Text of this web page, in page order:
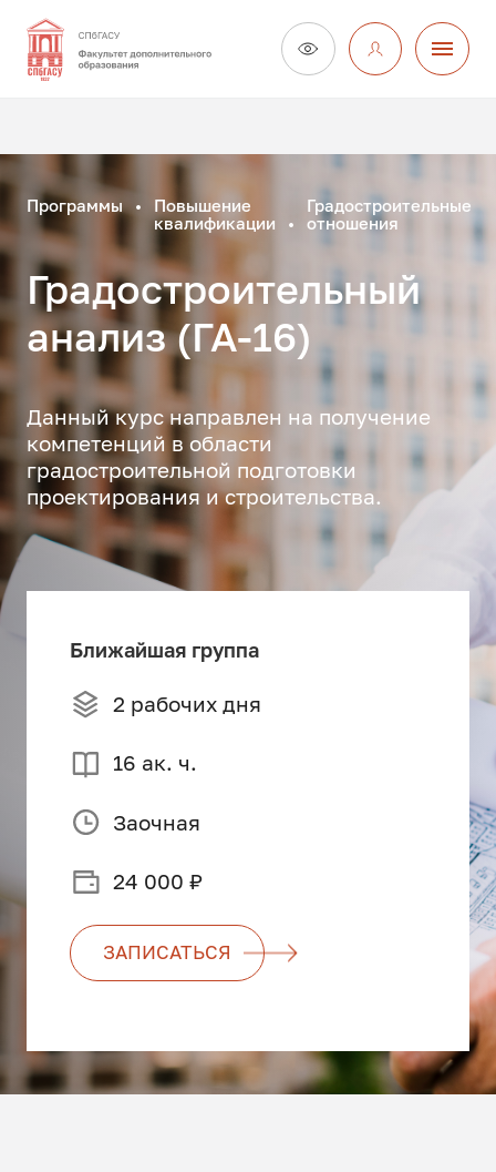
Программы
Повышение
квалификации
Градостроительные
отношения
Градостроительный
анализ (ГА-16)
Данный курс направлен на получение
компетенций в области
градостроительной подготовки
проектирования и строительства.
Ближайшая группа
2 рабочих дня
16 ак. ч.
Заочная
24 000 ₽
ЗАПИСАТЬСЯ